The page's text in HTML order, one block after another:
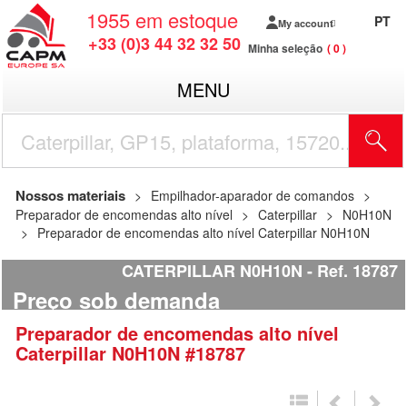
1955 em estoque
+33 (0)3 44 32 32 50
My account
Minha seleção 0
PT
MENU
Nossos materiais
Empilhador-aparador de comandos
Preparador de encomendas alto nível
Caterpillar
N0H10N
Preparador de encomendas alto nível Caterpillar N0H10N
CATERPILLAR N0H10N Ref. 18787
Preço sob demanda
Preparador de encomendas alto nível
Caterpillar N0H10N #18787